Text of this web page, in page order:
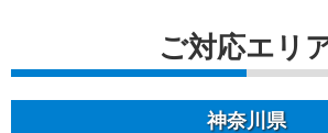
ご対応エリ
神奈川県